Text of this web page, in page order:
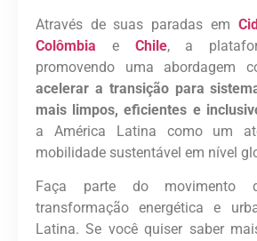
Através de suas paradas em
Colômbia e Chile, a
promovendo uma abordagem
acelerar a transição para
mais limpos, eficientes e
a América Latina como um
mobilidade sustentável em nível
Faça parte do movimento
transformação energética e
Latina. Se você quiser saber